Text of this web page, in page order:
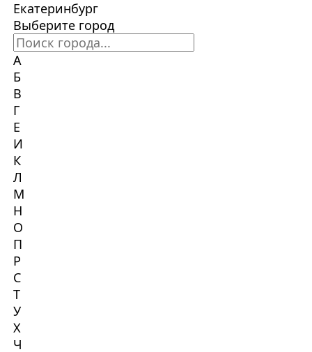
Екатеринбург
Выберите город
А
Б
В
Г
Е
И
К
Л
М
Н
О
П
Р
С
Т
У
Х
Ч